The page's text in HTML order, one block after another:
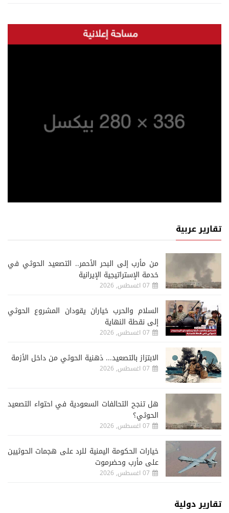
تقارير عربية
من مأرب إلى البحر الأحمر.. التصعيد الحوثي في
خدمة الإستراتيجية الإيرانية
07 اغسطس, 2026
السلام والحرب خياران يقودان المشروع الحوثي
إلى نقطة النهاية
07 اغسطس, 2026
الابتزاز بالتصعيد... ذهنية الحوثي من داخل الأزمة
07 اغسطس, 2026
هل تنجح التحالفات السعودية في احتواء التصعيد
الحوثي؟
07 اغسطس, 2026
خيارات الحكومة اليمنية للرد على هجمات الحوثيين
على مأرب وحضرموت
07 اغسطس, 2026
تقارير دولية